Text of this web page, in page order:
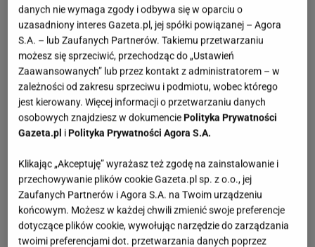
danych nie wymaga zgody i odbywa się w oparciu o
uzasadniony interes Gazeta.pl, jej spółki powiązanej – Agora
S.A. – lub Zaufanych Partnerów. Takiemu przetwarzaniu
możesz się sprzeciwić, przechodząc do „Ustawień
Zaawansowanych” lub przez kontakt z administratorem – w
zależności od zakresu sprzeciwu i podmiotu, wobec którego
jest kierowany. Więcej informacji o przetwarzaniu danych
osobowych znajdziesz w dokumenciePolityka Prywatności
Gazeta.pl iPolityka Prywatności Agora S.A.
Klikając „Akceptuję” wyrażasz też zgodę na zainstalowanie i
przechowywanie plików cookie Gazeta.pl sp. z o.o., jej
Zaufanych Partnerów i Agora S.A. na Twoim urządzeniu
końcowym. Możesz w każdej chwili zmienić swoje preferencje
dotyczące plików cookie, wywołując narzędzie do zarządzania
twoimi preferencjami dot. przetwarzania danych poprzez